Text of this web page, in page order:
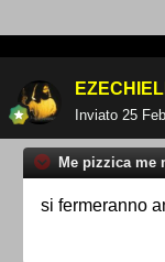
Inviato 25
Me pizzica me
si fermeranno